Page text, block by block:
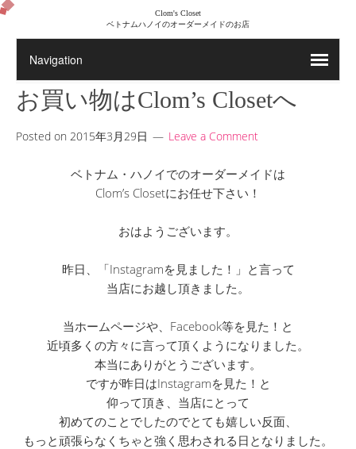
Clom's Closet
ベトナムハノイのオーダーメイドのお店
お買い物はClom’s Closetへ
Posted on 2015年3月29日 Leave a Comment
ベトナム・ハノイでのオーダーメイドは
Clom’s Closetにお任せ下さい！
おはようございます。
昨日、「Instagramを見ました！」と言って
当店にお越し頂きました。
当ホームページや、Facebook等を見た！と
近頃多くの方々に言って頂くようになりました。
本当にありがとうございます。
ですが昨日はInstagramを見た！と
仰って頂き、当店にとって
初めてのことでしたのでとても嬉しい反面、
もっと頑張らなくちゃと強く思わされる日となりました。